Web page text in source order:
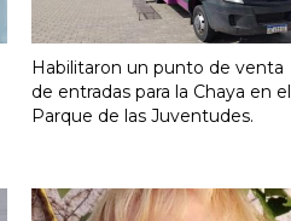
Habilitaron un punto de venta
de entradas para la Chaya en el
Parque de las Juventudes.